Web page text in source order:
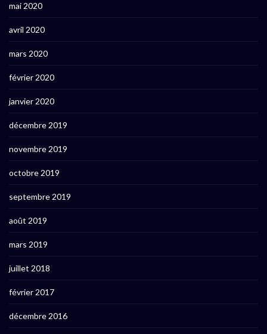
mai 2020
avril 2020
mars 2020
février 2020
janvier 2020
décembre 2019
novembre 2019
octobre 2019
septembre 2019
août 2019
mars 2019
juillet 2018
février 2017
décembre 2016